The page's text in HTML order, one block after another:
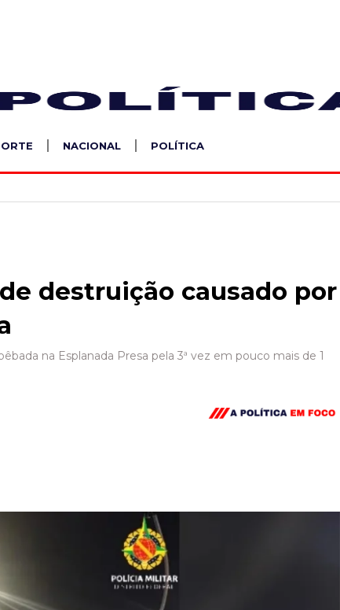
NACIONAL POLÍTICA
destruição causado por
na Esplanada Presa pela 3ª vez em pouco mais de 1